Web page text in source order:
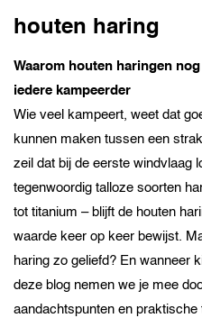
houten haring
Waarom houten haringen
iedere kampeerder
Wie veel kampeert, weet dat
kunnen maken tussen een
zeil dat bij de eerste windvlaag
tegenwoordig talloze soorten
tot titanium – blijft de houten
waarde keer op keer bewijst.
haring zo geliefd? En wanneer
deze blog nemen we je mee
aandachtspunten en praktische